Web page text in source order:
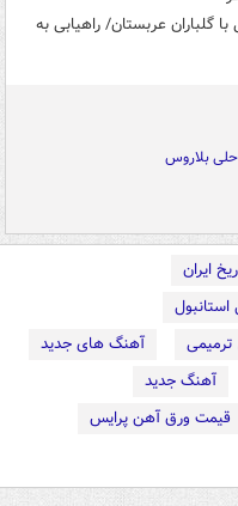
گلباران عربستان/ راهیابی به
بلاروس
ایران
ترمیمی
آهنگ های جدید
آهنگ جدید
قیمت ورق آهن پرایس